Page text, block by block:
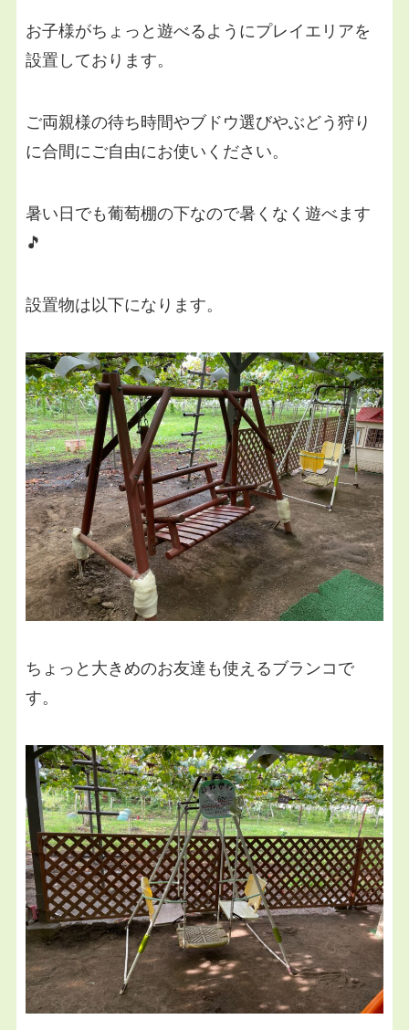
お子様がちょっと遊べるようにプレイエリアを
設置しております。
ご両親様の待ち時間やブドウ選びやぶどう狩り
に合間にご自由にお使いください。
暑い日でも葡萄棚の下なので暑くなく遊べます
🎵
設置物は以下になります。
ちょっと大きめのお友達も使えるブランコで
す。